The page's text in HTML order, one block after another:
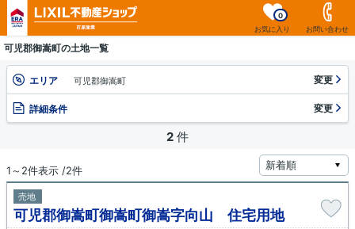
お気に入り
0
お問い合わせ
可児郡御嵩町の土地一覧
エリア 可児郡御嵩町 変更
詳細条件 変更
2 件
1～2件表示 /2件
売地
可児郡御嵩町御嵩町御嵩字向山 住宅用地